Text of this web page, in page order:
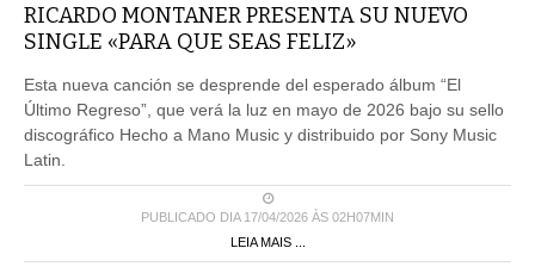
RICARDO MONTANER PRESENTA SU NUEVO
SINGLE «PARA QUE SEAS FELIZ»
Esta nueva canción se desprende del esperado álbum “El
Último Regreso”, que verá la luz en mayo de 2026 bajo su sello
discográfico Hecho a Mano Music y distribuido por Sony Music
Latin.
PUBLICADO DIA 17/04/2026 ÀS 02H07MIN
LEIA MAIS ...